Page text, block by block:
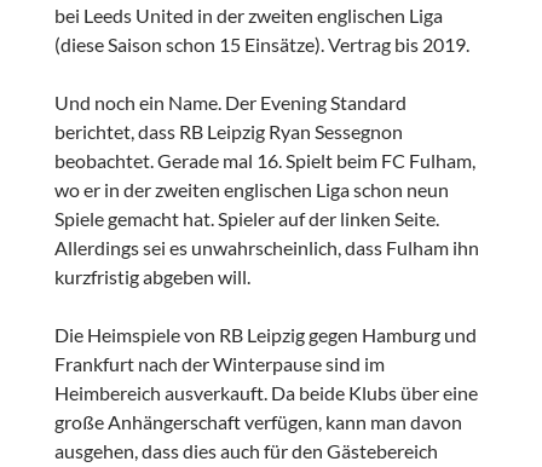
bei Leeds United in der zweiten englischen Liga
(diese Saison schon 15 Einsätze). Vertrag bis 2019.
Und noch ein Name. Der Evening Standard
berichtet, dass RB Leipzig Ryan Sessegnon
beobachtet. Gerade mal 16. Spielt beim FC Fulham,
wo er in der zweiten englischen Liga schon neun
Spiele gemacht hat. Spieler auf der linken Seite.
Allerdings sei es unwahrscheinlich, dass Fulham ihn
kurzfristig abgeben will.
Die Heimspiele von RB Leipzig gegen Hamburg und
Frankfurt nach der Winterpause sind im
Heimbereich ausverkauft. Da beide Klubs über eine
große Anhängerschaft verfügen, kann man davon
ausgehen, dass dies auch für den Gästebereich